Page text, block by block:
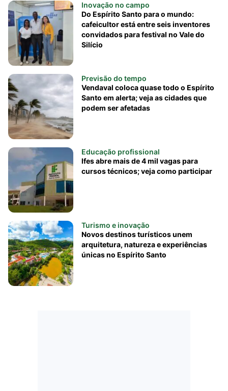
Inovação no campo
Do Espírito Santo para o mundo:
cafeicultor está entre seis inventores
convidados para festival no Vale do
Silício
Previsão do tempo
Vendaval coloca quase todo o Espírito
Santo em alerta; veja as cidades que
podem ser afetadas
Educação profissional
Ifes abre mais de 4 mil vagas para
cursos técnicos; veja como participar
Turismo e inovação
Novos destinos turísticos unem
arquitetura, natureza e experiências
únicas no Espírito Santo